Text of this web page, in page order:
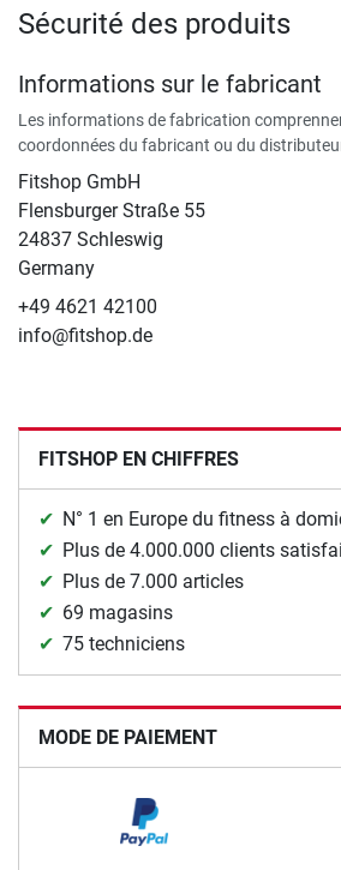
Sécurité des produits
Informations sur le fabricant
Les informations de fabrication
coordonnées du fabricant ou du
Fitshop GmbH
Flensburger Straße 55
24837 Schleswig
Germany
+49 4621 42100
info@fitshop.de
FITSHOP EN CHIFFRES
N° 1 en Europe du fitness à
Plus de 4.000.000 clients
Plus de 7.000 articles
69 magasins
75 techniciens
MODE DE PAIEMENT